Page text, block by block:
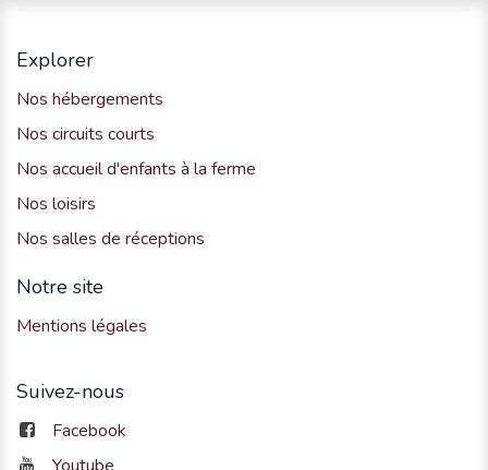
Explorer
Nos hébergements
Nos circuits courts
Nos accueil d'enfants à la ferme
Nos loisirs
Nos salles de réceptions
Notre site
Mentions légales
Suivez-nous
Facebook